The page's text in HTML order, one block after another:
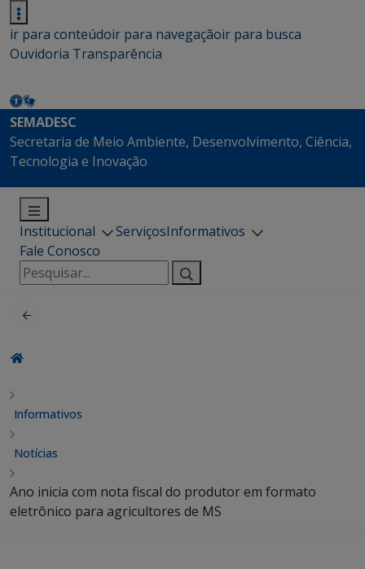
ir para conteúdoir para navegaçãoir para busca
Ouvidoria Transparência
SEMADESC
Secretaria de Meio Ambiente, Desenvolvimento, Ciência,
Tecnologia e Inovação
Institucional ServiçosInformativos
Fale Conosco
Pesquisar
por:
Informativos
Notícias
Ano inicia com nota fiscal do produtor em formato
eletrônico para agricultores de MS